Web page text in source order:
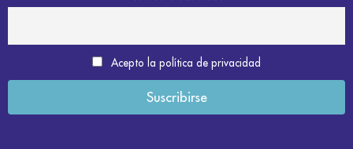
Acepto la política de privacidad